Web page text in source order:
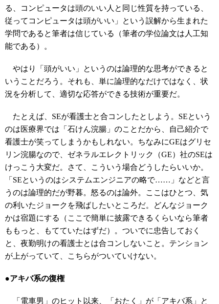
る、コンピュータは頭のいい人と同じ性質を持っている、
従ってコンピュータは頭がいい」という誤解から生まれた
学問であると筆者は信じている（筆者の学位論文は人工知
能である）。
やはり「頭がいい」というのは論理的な思考ができると
いうことだろう。それも、単に論理的なだけではなく、状
況を分析して、適切な応答ができる技術が重要だ。
たとえば、SEが看護士と合コンしたとしよう。SEという
のは医療界では「石けん浣腸」のことだから、自己紹介で
看護士が笑ってしまうかもしれない。ちなみにGEはグリセ
リン浣腸なので、ゼネラルエレクトリック（GE）社のSEは
けっこう大変だ。さて、こういう場合どうしたらいいか。
「SEというのはシステムエンジニアの略で……」などと言
うのは論理的だが野暮。怒るのは論外。ここはひとつ、気
の利いたジョークを飛ばしたいところだ。どんなジョーク
かは宿題にする（ここで簡単に披露できるくらいなら筆者
ももっと、もてていたはずだ）。ついでに忠告しておく
と、夜勤明けの看護士とは合コンしないこと。テンション
が上がっていて、こちらがついていけない。
●アキバ系の復権
「電車男」のヒット以来、「おたく」が「アキバ系」と